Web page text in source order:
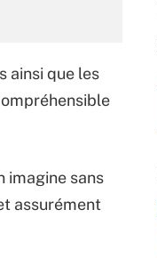
ainsi que les
imagine sans
assurément